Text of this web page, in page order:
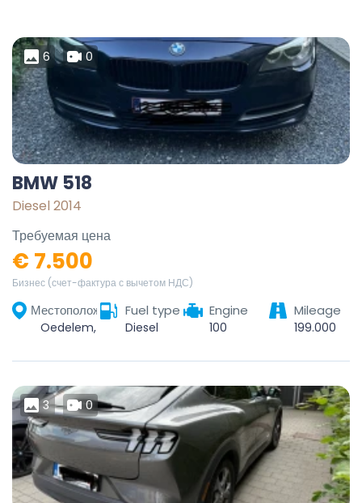
6 0
BMW 518
Diesel 2014
Требуемая цена
€ 7.500
Бизнес (счет-фактура с вычетом НДС)
МестоположениеFuel type
Diesel
Engine
100
Mileage
199.000
3 0